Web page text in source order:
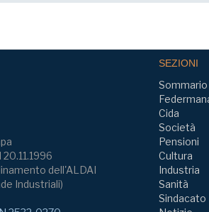
dell'ALDAI
Industriali)
SEZIONI
Sommario
Cida
Società
Pensioni
Cultura
Industria
Sanità
Sindacato